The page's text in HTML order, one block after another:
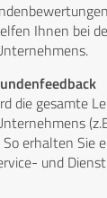
Ihnen bei
die gesamte
erhalten Sie
und